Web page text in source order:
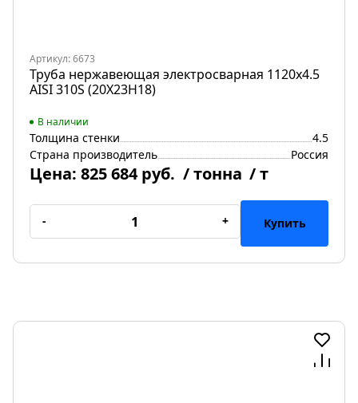
Артикул: 6673
Труба нержавеющая электросварная 1120х4.5
AISI 310S (20Х23Н18)
В наличии
Толщина стенки
4.5
Страна производитель
Россия
Цена: 825 684 руб. / тонна / т
- + Купить